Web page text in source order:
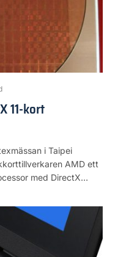
11-kort
i Taipei
AMD ett
med DirectX…